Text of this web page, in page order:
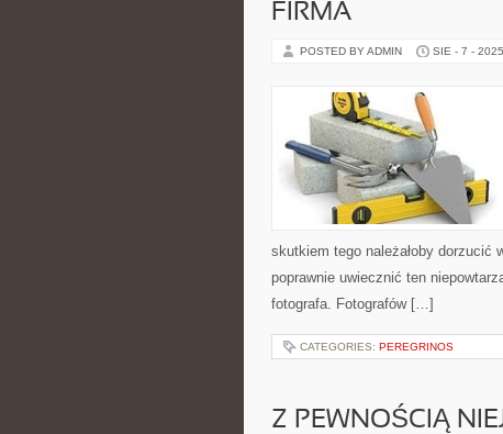
FIRMA
POSTED BY ADMIN SIE - 7 - 2025
skutkiem tego należałoby dorzucić
poprawnie uwiecznić ten
fotografa. Fotografów […]
CATEGORIES: PEREGRINOS
Z PEWNOŚCIĄ